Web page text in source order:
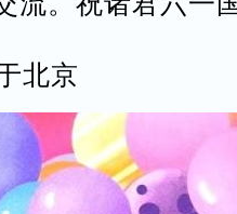
北京